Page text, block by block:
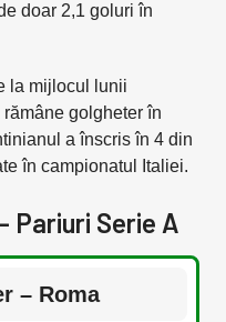
doar 2,1 goluri în
la mijlocul lunii
golgheter în
a înscris în 4 din
în campionatul Italiei.
Pariuri Serie A
– Roma